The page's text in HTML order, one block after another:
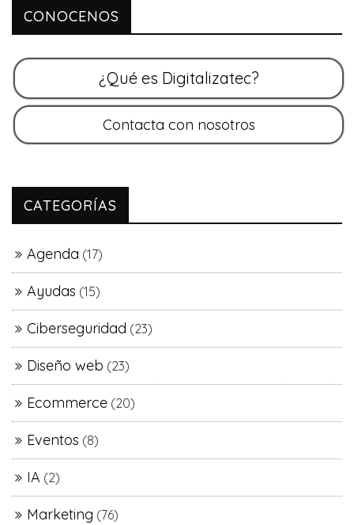
CONOCENOS
CATEGORÍAS
Agenda (17)
Ayudas (15)
Ciberseguridad (23)
Diseño web (23)
Ecommerce (20)
Eventos (8)
IA (2)
Marketing (76)